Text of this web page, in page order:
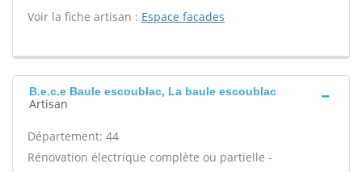
Voir la fiche artisan : Espace facades
B.e.c.e Baule escoublac, La baule escoublac
Artisan
Département: 44
Rénovation électrique complète ou partielle -